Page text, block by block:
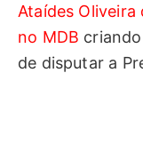
Ataídes
no MDB
de disputar a